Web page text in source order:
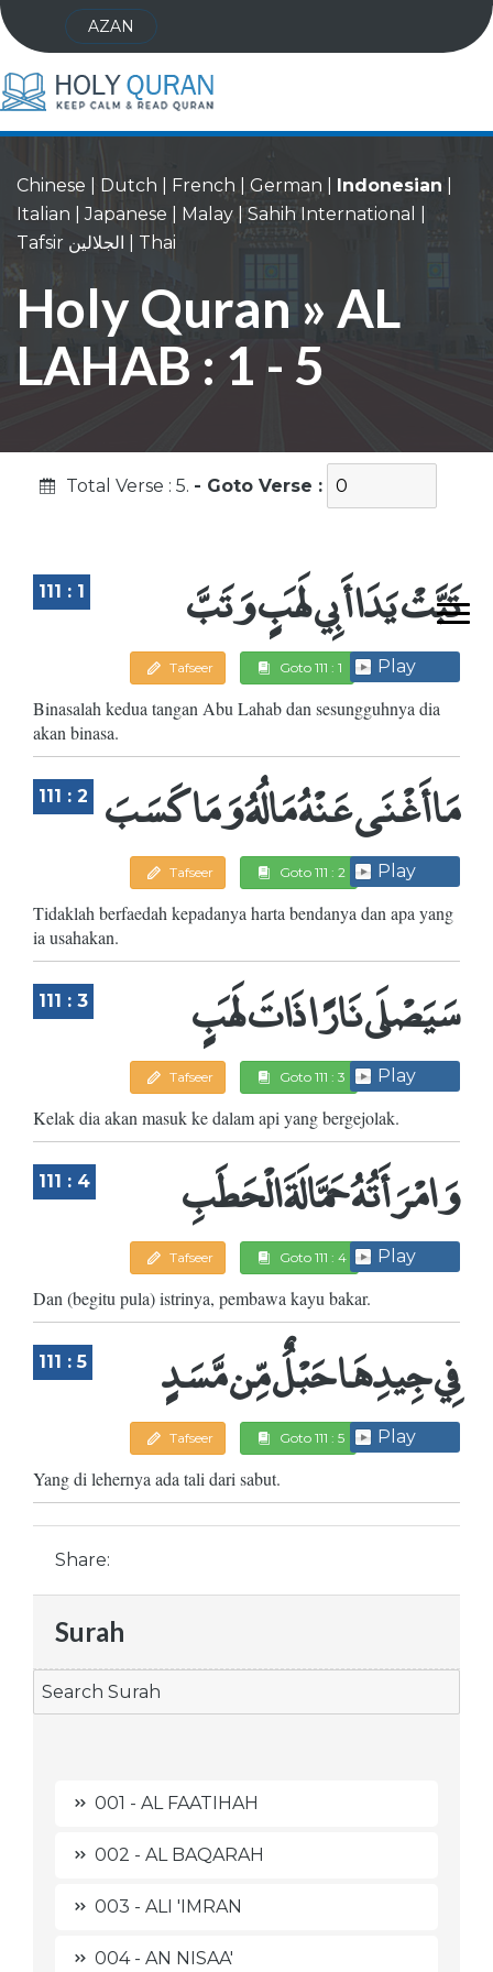
AZAN
Chinese Dutch French German Indonesian
Italian |Japanese Malay Sahih International
Tafsir الجلالين
Thai
Holy Quran » AL
LAHAB : 1 - 5
Total Verse : 5. - Goto Verse :
111 : 1 تَبَّتْ يَدَا أَبِي لَهَبٍ وَتَبَّ
Tafseer Goto 111 : 1 Play
Binasalah kedua tangan Abu Lahab dan sesungguhnya dia
akan binasa.
111 : 2 مَا أَغْنَى عَنْهُ مَالُهُ وَمَا كَسَبَ
Tafseer Goto 111 : 2 Play
Tidaklah berfaedah kepadanya harta bendanya dan apa yang
ia usahakan.
111 : 3 سَيَصْلَى نَارًا ذَاتَ لَهَبٍ
Tafseer Goto 111 : 3 Play
Kelak dia akan masuk ke dalam api yang bergejolak.
111 : 4 وَامْرَأَتُهُ حَمَّالَةَ الْحَطَبِ
Tafseer Goto 111 : 4 Play
Dan (begitu pula) istrinya, pembawa kayu bakar.
111 : 5 فِي جِيدِهَا حَبْلٌ مِّن مَّسَدٍ
Tafseer Goto 111 : 5 Play
Yang di lehernya ada tali dari sabut.
Share:
Surah
001 - AL FAATIHAH
002 - AL BAQARAH
003 - ALI 'IMRAN
004 - AN NISAA'